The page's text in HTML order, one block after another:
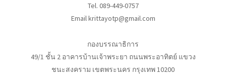
Tel. 089-449-0757
Email krittayotp@gmail.com
กองบรรณาธิการ
49/1 ชั้น 2 อาคารบ้านเจ้าพระยา ถนนพระอาทิตย์ แขวง
ชนะสงคราม เขตพระนคร กรุงเทพ 10200